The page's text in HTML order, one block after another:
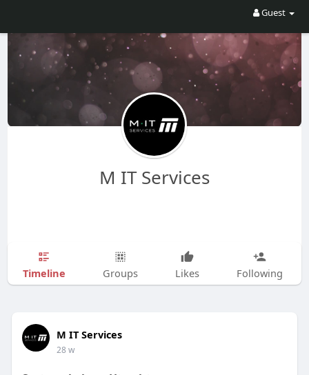
Guest
M IT Services
Timeline Groups Likes Following
M IT Services
28 w